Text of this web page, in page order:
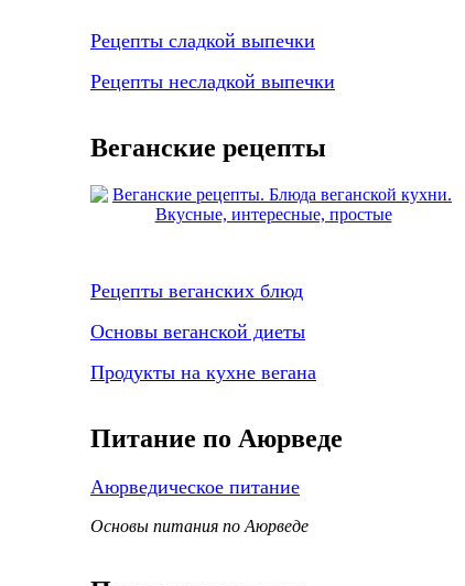
Рецепты сладкой выпечки
Рецепты несладкой выпечки
Веганские рецепты
Рецепты веганских блюд
Основы веганской диеты
Продукты на кухне вегана
Питание по Аюрведе
Аюрведическое питание
Основы питания по Аюрведе